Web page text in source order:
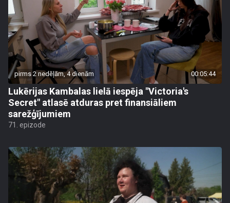
pirms 2 nedēļām, 4 dienām 00:05:44
Lukērijas Kambalas lielā iespēja "Victoria's
Secret" atlasē atduras pret finansiāliem
sarežģījumiem
71. epizode